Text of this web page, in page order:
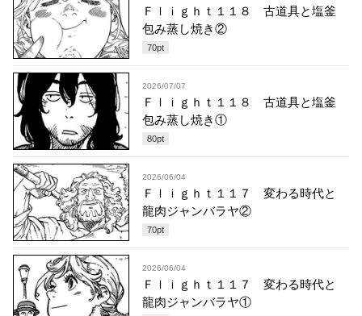
Ｆｌｉｇｈｔ１１８ 古道具と塩釜
包み蒸し焼き②
70pt
2026/07/07
Ｆｌｉｇｈｔ１１８ 古道具と塩釜
包み蒸し焼き①
80pt
2026/06/04
Ｆｌｉｇｈｔ１１７ 変わる時代と
龍肉ジャンバラヤ②
70pt
2026/06/04
Ｆｌｉｇｈｔ１１７ 変わる時代と
龍肉ジャンバラヤ①